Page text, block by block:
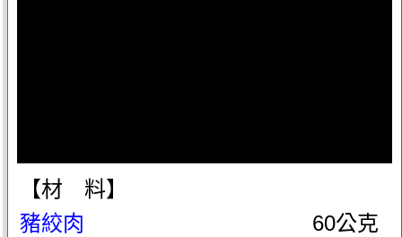
【材 料】
豬絞肉
60公克